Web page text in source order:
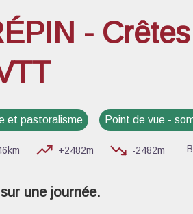
-
et pastoralisme Point de vue -
+2482m -2482m
une journée.